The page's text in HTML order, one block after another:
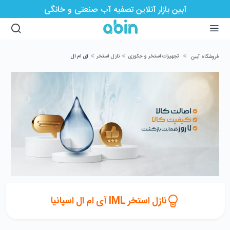
آبین بازار آنلاین تصفیه آب صنعتی و خانگی
فروشگاه آبین > تجهیزات استخر و جکوزی > نازل استخر > آی ام ال
نازل استخر IML آی ام ال اسپانیا